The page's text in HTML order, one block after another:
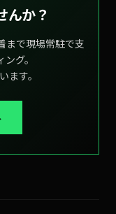
んか？
まで現場常駐で支
グ。
ます。